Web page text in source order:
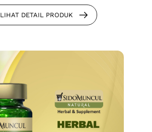
LIHAT DETAIL PRODUK